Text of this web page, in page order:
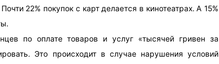
22% покупок с карт делается в кинотеатрах. А 15%
по оплате товаров и услуг «тысячей гривен за
Это происходит в случае нарушения условий